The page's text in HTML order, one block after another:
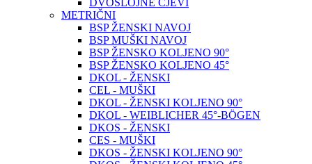
DVOSLOJNE CJEVI
METRIČNI
BSP ŽENSKI NAVOJ
BSP MUŠKI NAVOJ
BSP ŽENSKO KOLJENO 90°
BSP ŽENSKO KOLJENO 45°
DKOL - ŽENSKI
CEL - MUŠKI
DKOL - ŽENSKI KOLJENO 90°
DKOL - WEIBLICHER 45°-BÖGEN
DKOS - ŽENSKI
CES - MUŠKI
DKOS - ŽENSKI KOLJENO 90°